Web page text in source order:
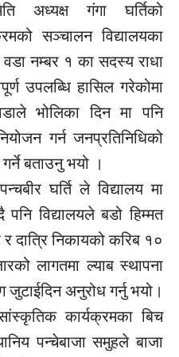
अध्यक्ष गंगा घर्तिको
सञ्चालन विद्यालयका
नम्बर १ का सदस्य राधा
उपलब्धि हासिल गरेकोमा
भोलिका दिन मा पनि
गर्न जनप्रतिनिधिको
बताउनु भयो ।
पन्चबीर घर्ति ले विद्यालय मा
पनि विद्यालयले बडो हिम्मत
दात्रि निकायको करिब १०
लागतमा ल्याब स्थापना
जुटाईदिन अनुरोध गर्नु भयो।
सांस्कृतिक कार्यक्रमका बिच
पन्चेबाजा समुहले बाजा